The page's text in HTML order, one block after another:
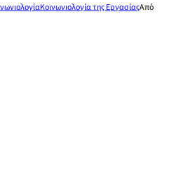
Κοινωνιολογία της ΕργασίαςΑπό